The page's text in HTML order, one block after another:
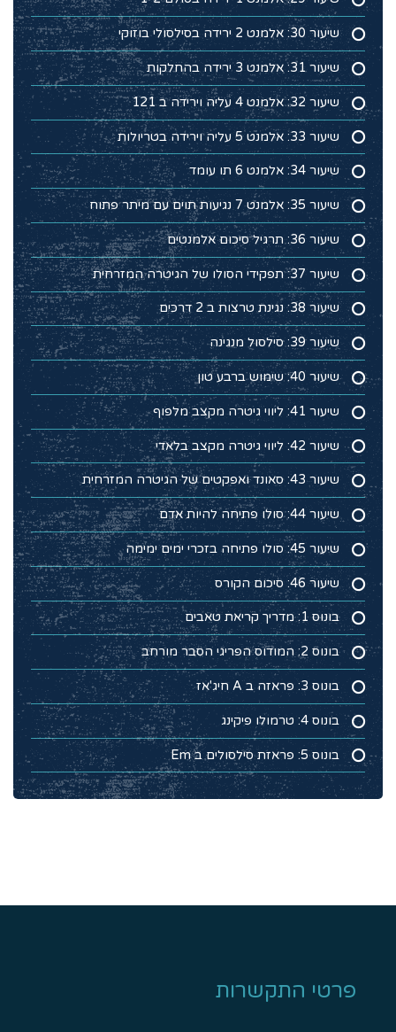
שיעור 30: אלמנט 2 ירידה בסילסולי בוזוקי
שיעור 31: אלמנט 3 ירידה בהחלקות
שיעור 32: אלמנט 4 עליה וירידה ב 121
שיעור 33: אלמנט 5 עליה וירידה בטריולות
שיעור 34: אלמנט 6 תו עומד
שיעור 35: אלמנט 7 נגיעות תוים עם מיתר פתוח
שיעור 36: תרגיל סיכום אלמנטים
שיעור 37: תפקידי הסולו של הגיטרה המזרחית
שיעור 38: נגינת טרצות ב 2 דרכים
שיעור 39: סילסול מנגינה
שיעור 40: שימוש ברבע טון
שיעור 41: ליווי גיטרה מקצב מלפוף
שיעור 42: ליווי גיטרה מקצב בלאדי
שיעור 43: סאונד ואפקטים של הגיטרה המזרחית
שיעור 44: סולו פתיחה להיות אדם
שיעור 45: סולו פתיחה בזכרי ימים ימימה
שיעור 46: סיכום הקורס
בונוס 1: מדריך קריאת טאבים
בונוס 2: המודוס הפריגי הסבר מורחב
בונוס 3: פראזה ב A חיג'אז
בונוס 4: טרמולו פיקינג
בונוס 5: פראזת סילסולים ב Em
פרטי התקשרות